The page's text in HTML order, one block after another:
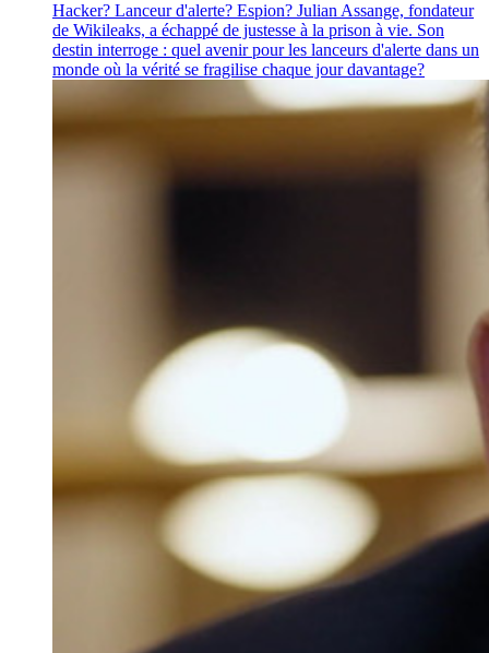
Hacker? Lanceur d'alerte? Espion? Julian Assange, fondateur
de Wikileaks, a échappé de justesse à la prison à vie. Son
destin interroge : quel avenir pour les lanceurs d'alerte dans un
monde où la vérité se fragilise chaque jour davantage?